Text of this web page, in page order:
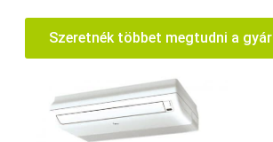
Szeretnék többet megtudni a